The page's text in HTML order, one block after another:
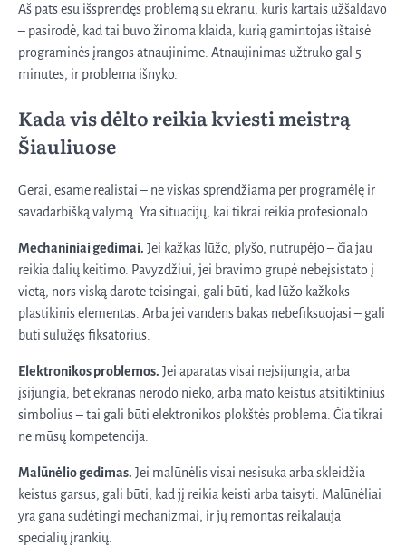
Aš pats esu išsprendęs problemą su ekranu, kuris kartais užšaldavo
– pasirodė, kad tai buvo žinoma klaida, kurią gamintojas ištaisė
programinės įrangos atnaujinime. Atnaujinimas užtruko gal 5
minutes, ir problema išnyko.
Kada vis dėlto reikia kviesti meistrą
Šiauliuose
Gerai, esame realistai – ne viskas sprendžiama per programėlę ir
savadarbišką valymą. Yra situacijų, kai tikrai reikia profesionalo.
Mechaniniai gedimai. Jei kažkas lūžo, plyšo, nutrupėjo – čia jau
reikia dalių keitimo. Pavyzdžiui, jei bravimo grupė nebeįsistato į
vietą, nors viską darote teisingai, gali būti, kad lūžo kažkoks
plastikinis elementas. Arba jei vandens bakas nebefiksuojasi – gali
būti sulūžęs fiksatorius.
Elektronikos problemos. Jei aparatas visai neįsijungia, arba
įsijungia, bet ekranas nerodo nieko, arba mato keistus atsitiktinius
simbolius – tai gali būti elektronikos plokštės problema. Čia tikrai
ne mūsų kompetencija.
Malūnėlio gedimas. Jei malūnėlis visai nesisuka arba skleidžia
keistus garsus, gali būti, kad jį reikia keisti arba taisyti. Malūnėliai
yra gana sudėtingi mechanizmai, ir jų remontas reikalauja
specialių įrankių.